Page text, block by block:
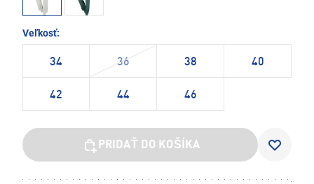
Veľkosť:
34 36 38 40
42 44 46
PRIDAŤ DO KOŠÍKA